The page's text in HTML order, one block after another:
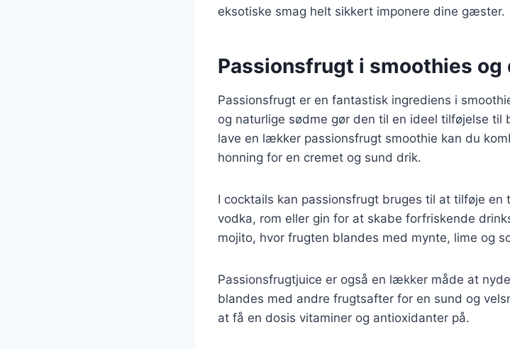
eksotiske smag helt sikkert imponere dine gæster.
Passionsfrugt i smoothies og
Passionsfrugt er en fantastisk ingrediens i
og naturlige sødme gør den til en ideel tilføjelse til
lave en lækker passionsfrugt smoothie kan du
honning for en cremet og sund drik.
I cocktails kan passionsfrugt bruges til at tilføje en
vodka, rom eller gin for at skabe forfriskende
mojito, hvor frugten blandes med mynte, lime og
Passionsfrugtjuice er også en lækker måde at
blandes med andre frugtsafter for en sund og
at få en dosis vitaminer og antioxidanter på.